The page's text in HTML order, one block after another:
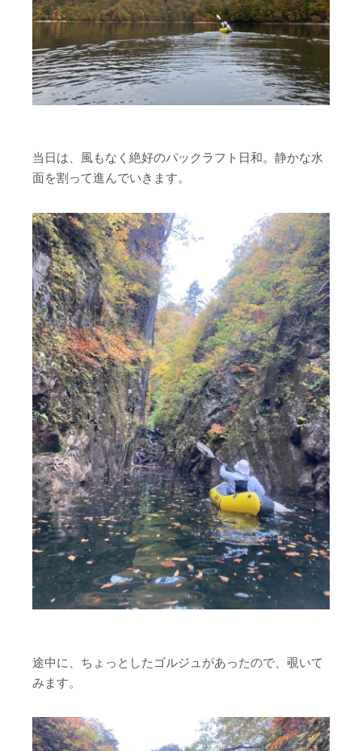
当日は、風もなく絶好のパックラフト日和。静かな水
面を割って進んでいきます。
途中に、ちょっとしたゴルジュがあったので、覗いて
みます。